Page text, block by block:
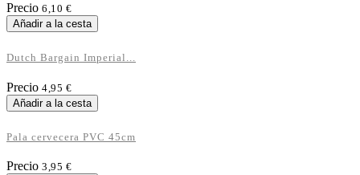
Precio 6,10 €
Añadir a la cesta
Dutch Bargain Imperial...
Precio 4,95 €
Añadir a la cesta
Pala cervecera PVC 45cm
Precio 3,95 €